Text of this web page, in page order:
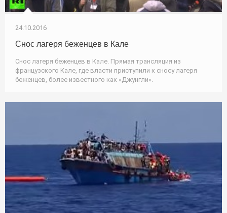
24.10.2016
Снос лагеря беженцев в Кале
Снос лагеря беженцев в Кале. Прямая трансляция из
французского Кале, где власти приступили к сносу лагеря
беженцев, более известного как «Джунгли».